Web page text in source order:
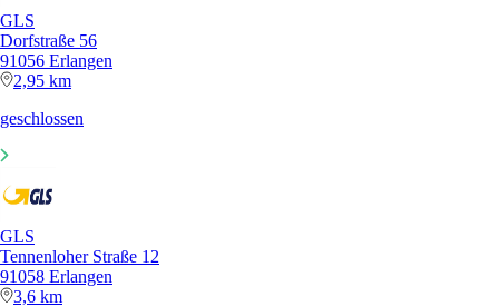
GLS
Dorfstraße 56
91056 Erlangen
2,95 km
geschlossen
GLS
Tennenloher Straße 12
91058 Erlangen
3,6 km